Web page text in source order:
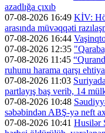
azadlığa çıxıb
07-08-2026 16:49 KİV:
arasında müvəqqəti
07-08-2026 16:44
07-08-2026 12:35
07-08-2026 11:45
ruhunu harama qarşı
07-08-2026 11:03
partlayış baş verib, 14
07-08-2026 10:48
səbəbindən ABŞ-yə neft
07-08-2026 10:41 Husilər